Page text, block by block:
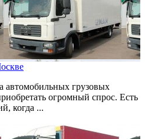
автомобильных грузовых
огромный спрос. Есть
когда ...